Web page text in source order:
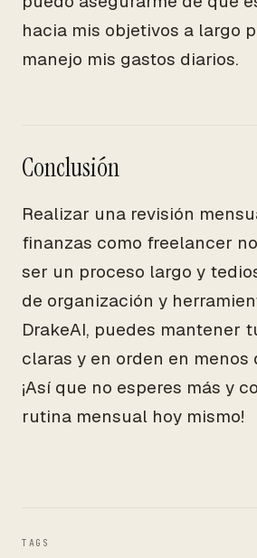
hacia mis objetivos a largo
manejo mis gastos diarios.
Conclusión
Realizar una revisión
finanzas como freelancer
ser un proceso largo y
de organización y
DrakeAI, puedes mantener
claras y en orden en menos
¡Así que no esperes más y
rutina mensual hoy mismo!
TAGS